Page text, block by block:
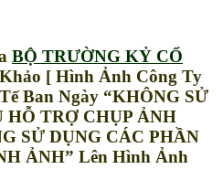
BỘ TRƯỜNG KỶ CỔ
[ Hình Ảnh Công Ty
Ban Ngày “KHÔNG SỬ
HỖ TRỢ CHỤP ẢNH
SỬ DỤNG CÁC PHẦN
ẢNH” Lên Hình Ảnh